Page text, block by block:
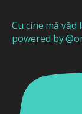
Cu cine mă
powered by